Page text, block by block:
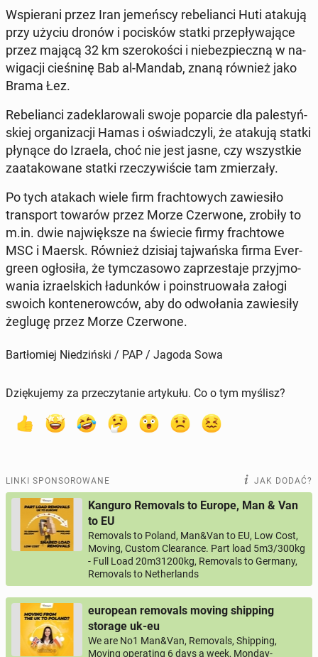
Wspie­ra­ni przez Iran je­meń­scy re­be­lian­ci Huti atakują
przy użyciu dronów i po­ci­sków statki prze­pły­wa­ją­ce
przez mającą 32 km sze­ro­ko­ści i nie­bez­piecz­ną w na­
wi­ga­cji cie­śni­nę Bab al-Mandab, znaną również jako
Brama Łez.
Re­be­lian­ci za­de­kla­ro­wa­li swoje po­par­cie dla pa­le­styń­
skiej or­ga­ni­za­cji Hamas i oświad­czy­li, że atakują statki
płynące do Izraela, choć nie jest jasne, czy wszyst­kie
za­ata­ko­wa­ne statki rze­czy­wi­ście tam zmie­rza­ły.
Po tych atakach wiele firm frach­to­wych za­wie­si­ło
trans­port towarów przez Morze Czer­wo­ne, zrobiły to
m.in. dwie naj­więk­sze na świecie firmy frach­to­we
MSC i Maersk. Również dzisiaj taj­wań­ska firma Ever­
gre­en ogło­si­ła, że tym­cza­so­wo za­prze­sta­je przyj­mo­
wa­nia izra­el­skich ła­dun­ków i po­in­stru­owa­ła załogi
swoich kon­te­ne­row­ców, aby do od­wo­ła­nia za­wie­si­ły
żeglugę przez Morze Czer­wo­ne.
Bartłomiej Niedziński / PAP / Jagoda Sowa
Dziękujemy za przeczytanie artykułu. Co o tym myślisz?
LINKI SPONSOROWANE JAK DODAĆ?
Kanguro Removals to Europe, Man & Van
to EU
Removals to Poland, Man&Van to EU, Low Cost,
Moving, Custom Clearance. Part load 5m3/300kg
- Full Load 20m31200kg, Removals to Germany,
Removals to Netherlands
european removals moving shipping
storage uk-eu
We are No1 Man&Van, Removals, Shipping,
Moving operating 6 days a week, Monday-